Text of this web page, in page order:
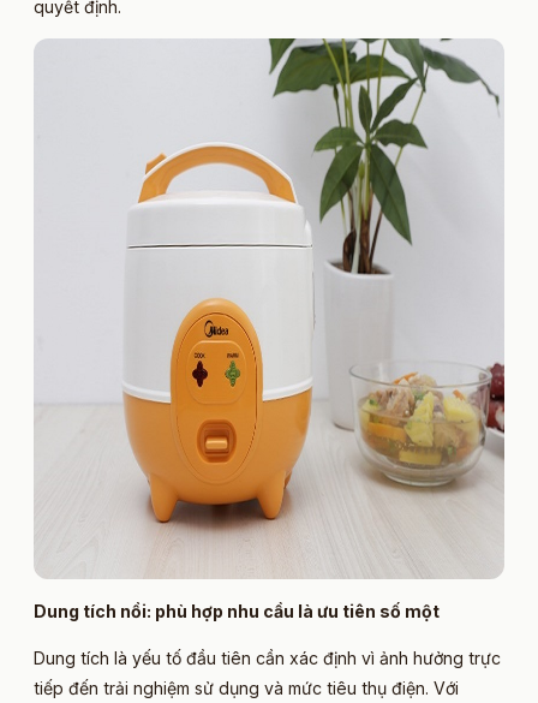
quyết định.
Dung tích nồi: phù hợp nhu cầu là ưu tiên số một
Dung tích là yếu tố đầu tiên cần xác định vì ảnh hưởng trực
tiếp đến trải nghiệm sử dụng và mức tiêu thụ điện. Với